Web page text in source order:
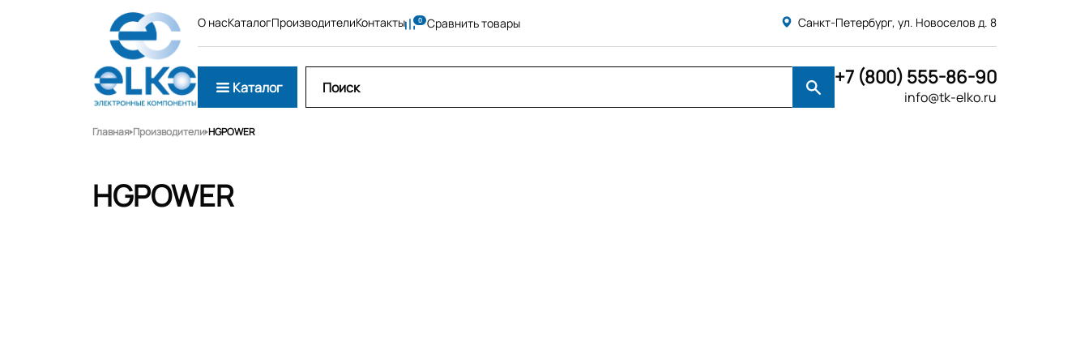
О насКаталогПроизводителиКонтакты Сравнить товары Санкт-Петербург, ул. Новоселов д. 8
Каталог +7 (800) 555-86-90
info@tk-elko.ru
Главная Производители HGPOWER
HGPOWER